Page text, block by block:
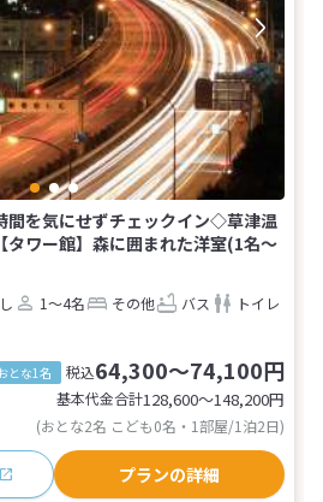
間を気にせずチェックイン◇草津温
タワー館】森に囲まれた洋室(1名～
1～4名 その他 バス
トイレ
とな1名 税込64,300～74,100円
基本代金合計128,600〜148,200円
(おとな2名 こども0名・1部屋/1泊2日)
プランの詳細